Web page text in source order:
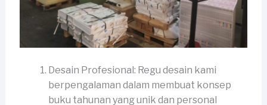
Desain Profesional: Regu desain kami
berpengalaman dalam membuat konsep
buku tahunan yang unik dan personal